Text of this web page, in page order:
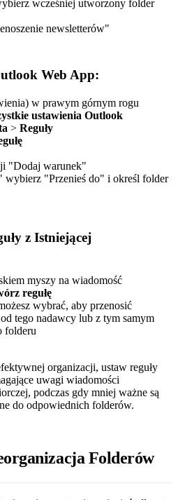
wcześniej utworzony folder
newsletterów"
Web App:
w prawym górnym rogu
ustawienia Outlook
> Reguły
"Dodaj warunek"
"Przenieś do" i określ folder
z Istniejącej
myszy na wiadomość
regułę
wybrać, aby przenosić
tego nadawcy lub z tym samym
folderu
organizacji, ustaw reguły
uwagi wiadomości
podczas gdy mniej ważne są
do odpowiednich folderów.
Folderów